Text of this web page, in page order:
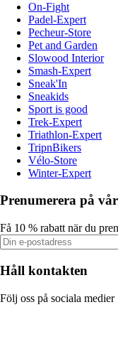
On-Fight
Padel-Expert
Pecheur-Store
Pet and Garden
Slowood Interior
Smash-Expert
Sneak'In
Sneakids
Sport is good
Trek-Expert
Triathlon-Expert
TripnBikers
Vélo-Store
Winter-Expert
Prenumerera på
Få 10 % rabatt när du
Håll kontakten
Följ oss på sociala medier